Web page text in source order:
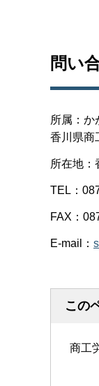
問い
所属：か
香川県商
所在地
TEL：
FAX：
E-mail：
この
商工